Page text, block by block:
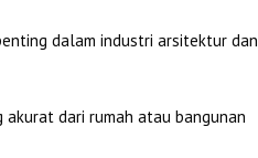
dalam industri arsitektur dan
dari rumah atau bangunan